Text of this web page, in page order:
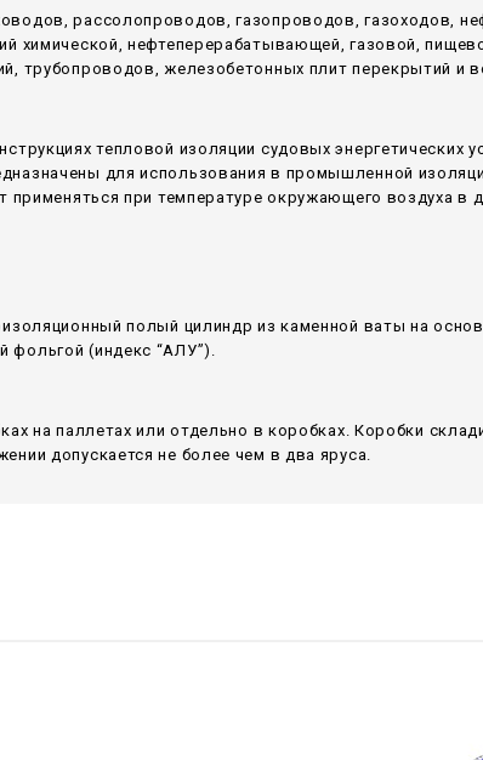
рассолопроводов, газопроводов, газоходов,
химической, нефтеперерабатывающей, газовой,
трубопроводов, железобетонных плит перекрытий и
тепловой изоляции судовых энергетических
для использования в промышленной
применяться при температуре окружающего воздуха в
полый цилиндр из каменной ваты на
(индекс “АЛУ”).
на паллетах или отдельно в коробках. Коробки
допускается не более чем в два яруса.